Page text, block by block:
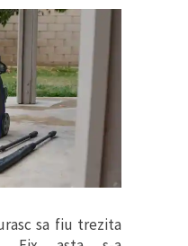
sa fiu trezita